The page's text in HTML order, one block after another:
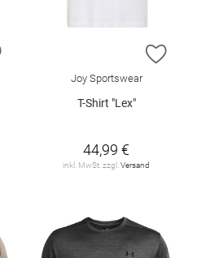
ZUR WUNSCHLISTE HINZUFÜGEN
ZUR
Joy Sportswear
T-Shirt "Lex"
44,99 €
inkl. MwSt. zzgl. Versand